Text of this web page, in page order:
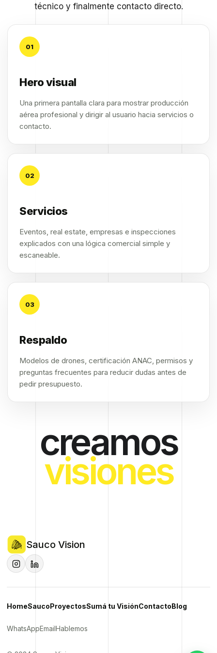
técnico y finalmente contacto directo.
01
Hero visual
Una primera pantalla clara para mostrar producción
aérea profesional y dirigir al usuario hacia servicios o
contacto.
02
Servicios
Eventos, real estate, empresas e inspecciones
explicados con una lógica comercial simple y
escaneable.
03
Respaldo
Modelos de drones, certificación ANAC, permisos y
preguntas frecuentes para reducir dudas antes de
pedir presupuesto.
creamos
visiones
Sauco Vision
HomeSaucoProyectosSumá tu VisiónContactoBlog
WhatsAppEmailHablemos